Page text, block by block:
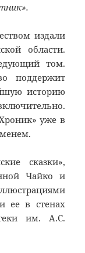
издали
области.
том.
поддержит
историю
уже в
сказки»,
Чайко и
ее в стенах
им. А.С.